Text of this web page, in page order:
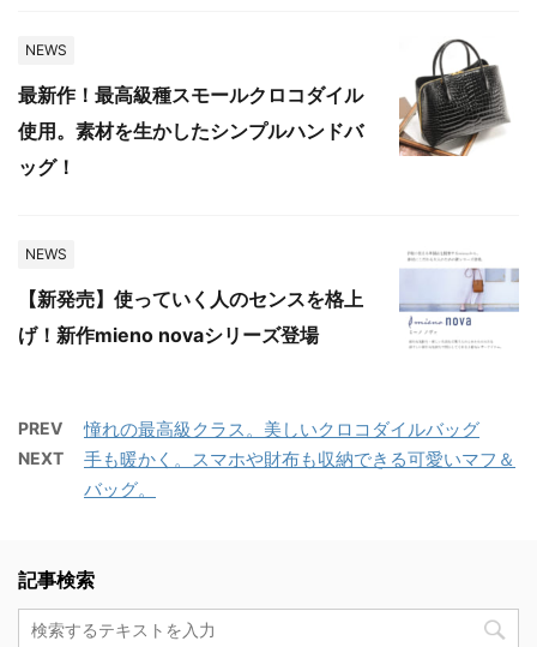
NEWS
最新作！最高級種スモールクロコダイル
使用。素材を生かしたシンプルハンドバ
ッグ！
NEWS
【新発売】使っていく人のセンスを格上
げ！新作mieno novaシリーズ登場
PREV 憧れの最高級クラス。美しいクロコダイルバッグ
NEXT
手も暖かく。スマホや財布も収納できる可愛いマフ＆
バッグ。
記事検索